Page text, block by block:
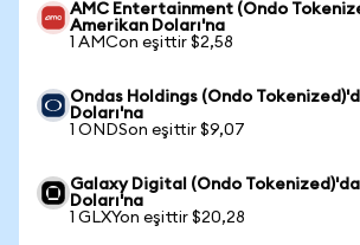
AMC Entertainment (Ondo
Amerikan Doları'na
1 AMCon eşittir $2,58
Ondas Holdings (Ondo
Doları'na
1 ONDSon eşittir $9,07
Galaxy Digital (Ondo
Doları'na
1 GLXYon eşittir $20,28